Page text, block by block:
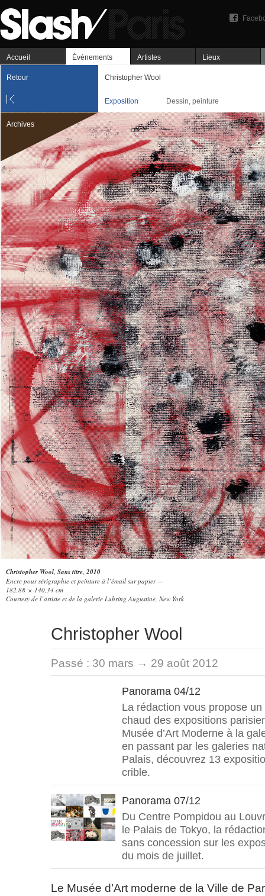
Accueil Événements Artistes Lieux
Retour Christopher Wool
Exposition Dessin, peinture
Archives
Christopher Wool, Sans titre, 2010
Encre pour sérigraphie et peinture à l’émail sur papier —
182,88 × 140,34 cm
Courtesy de l’artiste et de la galerie Luhring Augustine, New York
Christopher Wool
Passé : 30 mars → 29 août 2012
Panorama 04/12
La rédaction vous propose
chaud des expositions
Musée d’Art Moderne à la
en passant par les galeries
Palais, découvrez 13
crible.
Panorama 07/12
Du Centre Pompidou au
le Palais de Tokyo, la
sans concession sur les
du mois de juillet.
Le Musée d’Art moderne de la Ville de